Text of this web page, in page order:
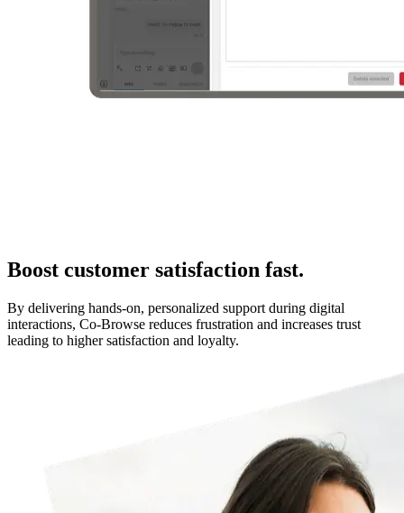
Boost customer satisfaction fast.
By delivering hands-on, personalized support during digital
interactions, Co-Browse reduces frustration and increases trust
leading to higher satisfaction and loyalty.